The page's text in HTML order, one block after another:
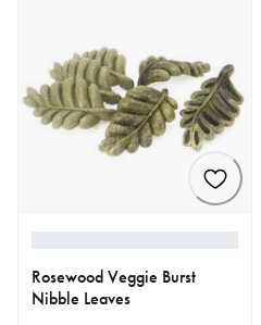
Rosewood Veggie Burst
Nibble Leaves